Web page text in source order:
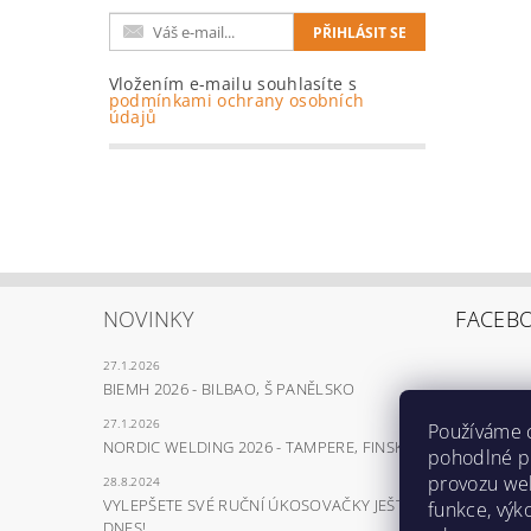
Vložením e-mailu souhlasíte s
podmínkami ochrany osobních
údajů
NOVINKY
27.1.2026
BIEMH 2026 - BILBAO, Š PANĚLSKO
27.1.2026
NORDIC WELDING 2026 - TAMPERE, FINSKO
28.8.2024
VYLEPŠETE SVÉ RUČNÍ ÚKOSOVAČKY JEŠTĚ
Používáme
pohodlné
provozu
funkce,